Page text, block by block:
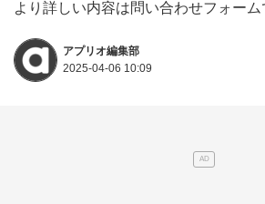
より詳しい内容は問い合わせフォーム
アプリオ編集部
2025-04-06 10:09